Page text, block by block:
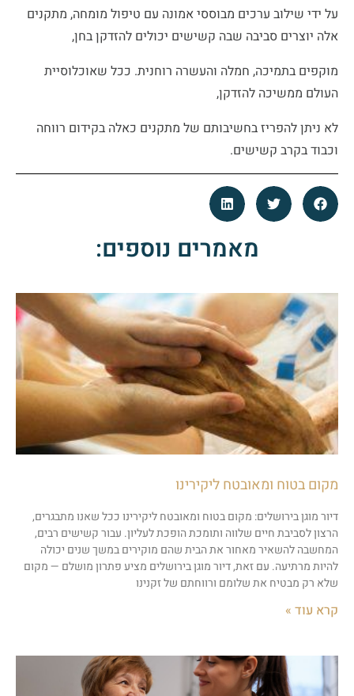
על ידי שילוב ערכים מבוססי אמונה עם טיפול מומחה, מתקנים
אלה יוצרים סביבה שבה קשישים יכולים להזדקן בחן,
מוקפים בתמיכה, חמלה והעשרה רוחנית. ככל שאוכלוסיית
העולם ממשיכה להזדקן,
לא ניתן להפריז בחשיבותם של מתקנים כאלה בקידום רווחה
וכבוד בקרב קשישים.
מאמרים נוספים:
מקום בטוח ומאובטח ליקירינו
דיור מוגן בירושלים: מקום בטוח ומאובטח ליקירינו ככל שאנו מתבגרים,
הרצון לסביבת חיים שלווה ותומכת הופכת לעליון. עבור קשישים רבים,
המחשבה להשאיר מאחור את הבית שהם מוקירים במשך שנים יכולה
להיות מרתיעה. עם זאת, דיור מוגן בירושלים מציע פתרון מושלם — מקום
שלא רק מבטיח את שלומם ורווחתם של זקנינו
קרא עוד »